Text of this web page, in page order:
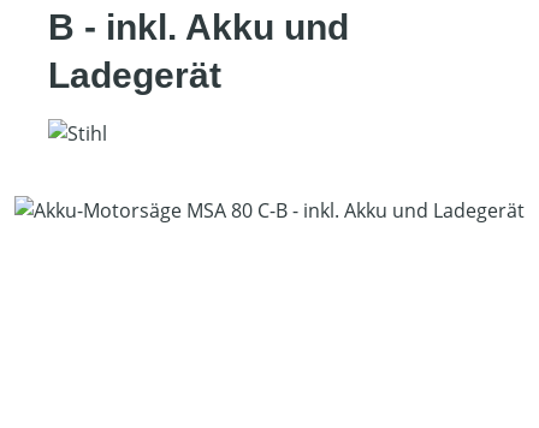
B - inkl. Akku und
Ladegerät
Bildergalerie überspringen